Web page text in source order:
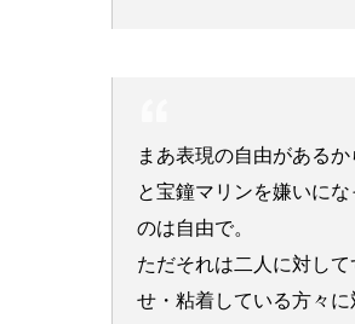
まあ表現の自由があるか
と宝鐘マリンを嫌いにな
のは自由で。
ただそれは二人に対して
せ・粘着している方々